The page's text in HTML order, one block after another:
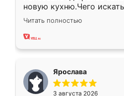
новую кухню.Чего
вполне довольна.
два года, нареканий нет.
Читать полностью
Ярослава
3 августа 2026